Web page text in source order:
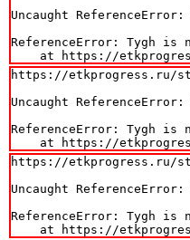
Uncaught
ReferenceError: Tygh is
at https://
https://etkprogress.ru/
Uncaught
ReferenceError: Tygh is
at https://
https://etkprogress.ru/
Uncaught
ReferenceError: Tygh is
at https://